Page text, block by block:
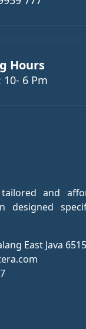
Hours
10- 6 Pm
and
designed
East Java